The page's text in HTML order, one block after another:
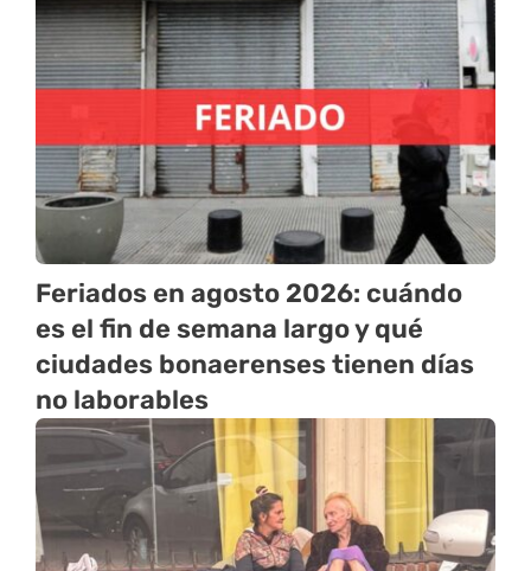
Feriados en agosto 2026: cuándo
es el fin de semana largo y qué
ciudades bonaerenses tienen días
no laborables